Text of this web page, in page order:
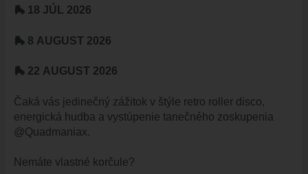
EURÓPSKE FONDY
PARTICIPATÍVNY ROZPOČET
VAJNORY V MÉDIÁCH
AKTUALITY
FOTOGALÉRIA
🛼 18 JÚL 2026
🛼 8 AUGUST 2026
🛼 22 AUGUST 2026
Čaká vás jedinečný zážitok v štýle retro roller disco,
energická hudba a vystúpenie tanečného zoskupenia
@Quadmaniax.
Nemáte vlastné korčule?